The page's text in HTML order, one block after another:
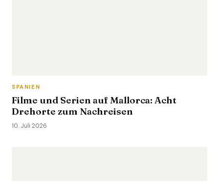
SPANIEN
Filme und Serien auf Mallorca: Acht
Drehorte zum Nachreisen
10. Juli 2026